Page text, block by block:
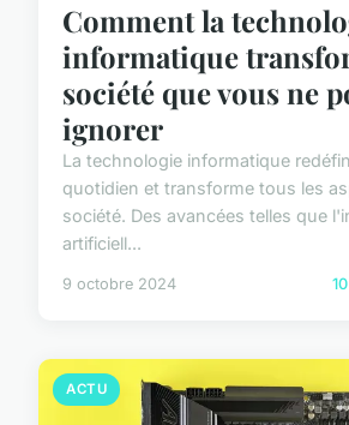
Comment la
informatique
société que vous ne
ignorer
La technologie informatique
quotidien et transforme tous les
société. Des avancées telles que
artificiell...
9 octobre 2024
ACTU